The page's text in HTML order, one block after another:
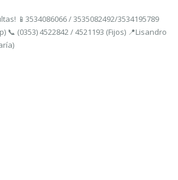
📱3534086066 / 3535082492/3534195789
📞 (0353) 4522842 / 4521193 (Fijos) 📍Lisandro